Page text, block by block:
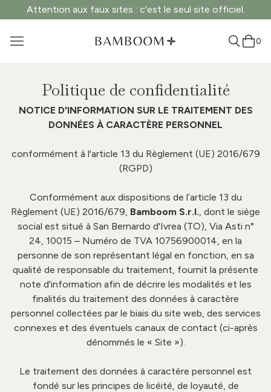
Attention aux faux sites : c'est le seul site officiel.
0
Politique de confidentialité
NOTICE D'INFORMATION SUR LE TRAITEMENT DES
DONNÉES À CARACTÈRE PERSONNEL
conformément à l'article 13 du Règlement (UE) 2016/679
(RGPD)
Conformément aux dispositions de l’article 13 du
Règlement (UE) 2016/679, Bamboom S.r.l., dont le siège
social est situé à San Bernardo d'Ivrea (TO), Via Asti n°
24, 10015 – Numéro de TVA 10756900014, en la
personne de son représentant légal en fonction, en sa
qualité de responsable du traitement, fournit la présente
note d'information afin de décrire les modalités et les
finalités du traitement des données à caractère
personnel collectées par le biais du site web, des services
connexes et des éventuels canaux de contact (ci-après
dénommés le « Site »).
Le traitement des données à caractère personnel est
fondé sur les principes de licéité, de loyauté, de